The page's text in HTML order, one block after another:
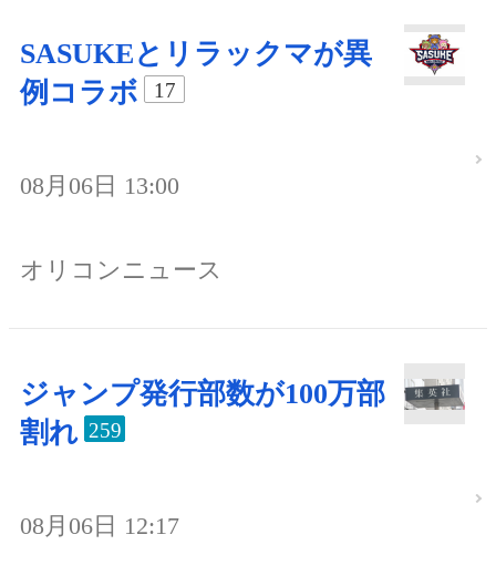
SASUKEとリラックマが異
例コラボ
17
08月06日 13:00
オリコンニュース
ジャンプ発行部数が100万部
割れ 259
08月06日 12:17